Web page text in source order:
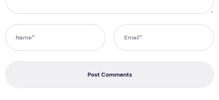
Post Comments